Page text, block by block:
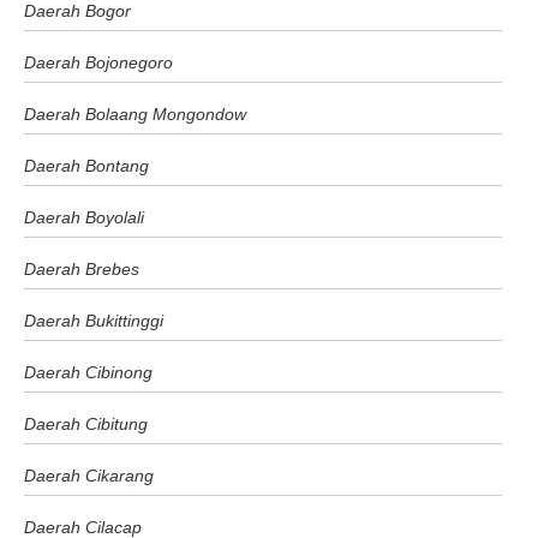
Daerah Bogor
Daerah Bojonegoro
Daerah Bolaang Mongondow
Daerah Bontang
Daerah Boyolali
Daerah Brebes
Daerah Bukittinggi
Daerah Cibinong
Daerah Cibitung
Daerah Cikarang
Daerah Cilacap